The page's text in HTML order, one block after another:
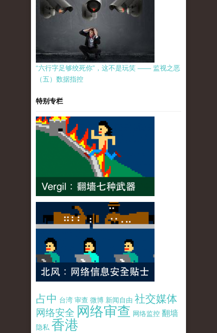
“六行字足够绞死你”，这不是玩笑 —— 监视之恶
（五）数据指控
特别专栏
占中 台湾 审查 微博 新闻自由 社交媒体
网络安全 网络审查 网络监控 翻墙
隐私 香港